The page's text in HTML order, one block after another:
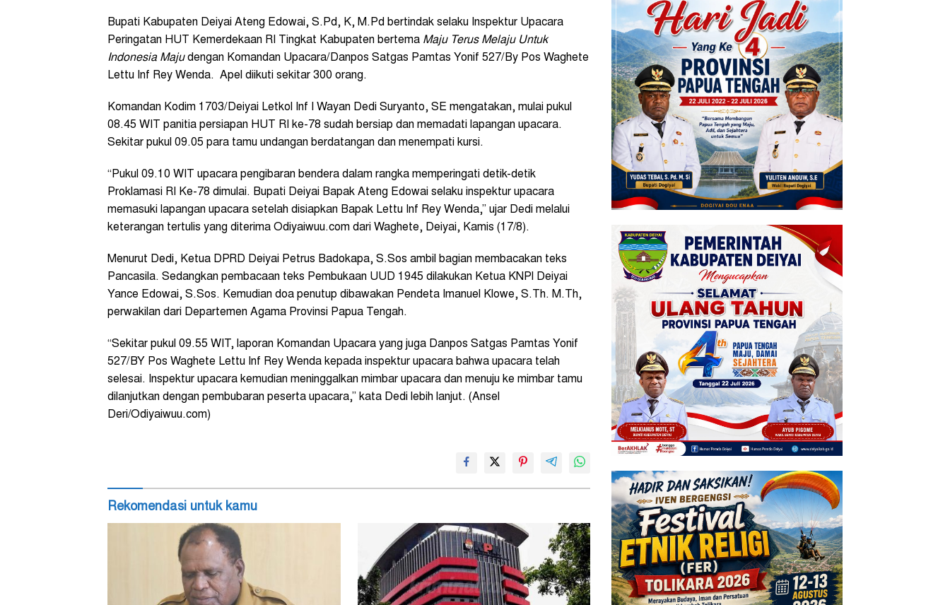
Bupati Kabupaten Deiyai Ateng Edowai, S.Pd, K, M.Pd bertindak selaku Inspektur Upacara
Peringatan HUT Kemerdekaan RI Tingkat Kabupaten bertema Maju Terus Melaju Untuk
Indonesia Majudengan Komandan Upacara/Danpos Satgas Pamtas Yonif 527/By Pos Waghete
Lettu Inf Rey Wenda. Apel diikuti sekitar 300 orang.
Komandan Kodim 1703/Deiyai Letkol Inf I Wayan Dedi Suryanto, SE mengatakan, mulai pukul
08.45 WIT panitia persiapan HUT RI ke-78 sudah bersiap dan memadati lapangan upacara.
Sekitar pukul 09.05 para tamu undangan berdatangan dan menempati kursi.
“Pukul 09.10 WIT upacara pengibaran bendera dalam rangka memperingati detik-detik
Proklamasi RI Ke-78 dimulai. Bupati Deiyai Bapak Ateng Edowai selaku inspektur upacara
memasuki lapangan upacara setelah disiapkan Bapak Lettu Inf Rey Wenda,” ujar Dedi melalui
keterangan tertulis yang diterima Odiyaiwuu.com dari Waghete, Deiyai, Kamis (17/8).
Menurut Dedi, Ketua DPRD Deiyai Petrus Badokapa, S.Sos ambil bagian membacakan teks
Pancasila. Sedangkan pembacaan teks Pembukaan UUD 1945 dilakukan Ketua KNPI Deiyai
Yance Edowai, S.Sos. Kemudian doa penutup dibawakan Pendeta Imanuel Klowe, S.Th. M.Th,
perwakilan dari Departemen Agama Provinsi Papua Tengah.
“Sekitar pukul 09.55 WIT, laporan Komandan Upacara yang juga Danpos Satgas Pamtas Yonif
527/BY Pos Waghete Lettu Inf Rey Wenda kepada inspektur upacara bahwa upacara telah
selesai. Inspektur upacara kemudian meninggalkan mimbar upacara dan menuju ke mimbar tamu
dilanjutkan dengan pembubaran peserta upacara,” kata Dedi lebih lanjut. (Ansel
Deri/Odiyaiwuu.com)
Rekomendasi untuk kamu